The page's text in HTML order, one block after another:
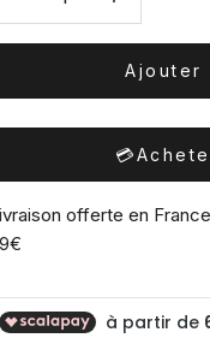
Ajouter
💳
offerte en